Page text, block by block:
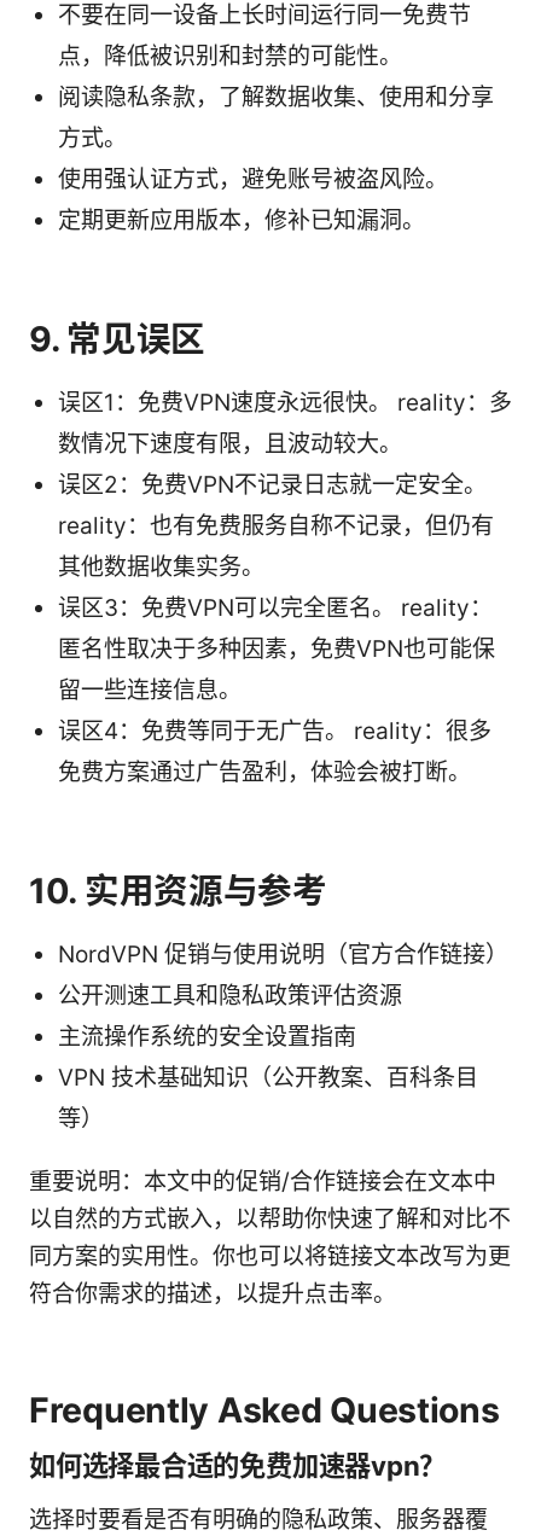
不要在同一设备上长时间运行同一免费节
点，降低被识别和封禁的可能性。
阅读隐私条款，了解数据收集、使用和分享
方式。
使用强认证方式，避免账号被盗风险。
定期更新应用版本，修补已知漏洞。
9. 常见误区
误区1：免费VPN速度永远很快。 reality：多
数情况下速度有限，且波动较大。
误区2：免费VPN不记录日志就一定安全。
reality：也有免费服务自称不记录，但仍有
其他数据收集实务。
误区3：免费VPN可以完全匿名。 reality：
匿名性取决于多种因素，免费VPN也可能保
留一些连接信息。
误区4：免费等同于无广告。 reality：很多
免费方案通过广告盈利，体验会被打断。
10. 实用资源与参考
NordVPN 促销与使用说明（官方合作链接）
公开测速工具和隐私政策评估资源
主流操作系统的安全设置指南
VPN 技术基础知识（公开教案、百科条目
等）
重要说明：本文中的促销/合作链接会在文本中
以自然的方式嵌入，以帮助你快速了解和对比不
同方案的实用性。你也可以将链接文本改写为更
符合你需求的描述，以提升点击率。
Frequently Asked Questions
如何选择最合适的免费加速器vpn？
选择时要看是否有明确的隐私政策、服务器覆